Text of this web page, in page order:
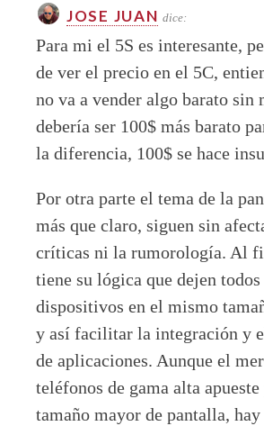
JOSE JUAN dice:
Para mi el 5S es interesante,
de ver el precio en el 5C,
no va a vender algo barato sin
debería ser 100$ más barato
la diferencia, 100$ se hace
Por otra parte el tema de la
más que claro, siguen sin
críticas ni la rumorología. Al
tiene su lógica que dejen todos
dispositivos en el mismo
y así facilitar la integración y
de aplicaciones. Aunque el
teléfonos de gama alta
tamaño mayor de pantalla, hay